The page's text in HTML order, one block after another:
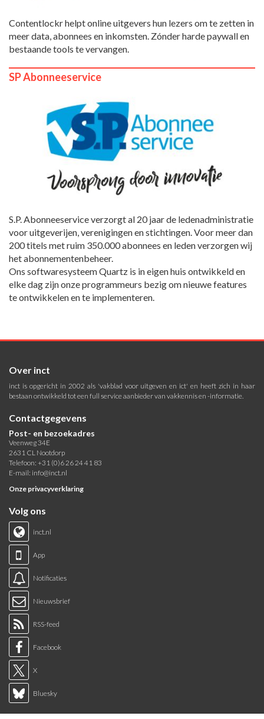
Contentlockr helpt online uitgevers hun lezers om te zetten in
meer data, abonnees en inkomsten. Zónder harde paywall en
bestaande tools te vervangen.
SP Abonneeservice
S.P. Abonneeservice verzorgt al 20 jaar de ledenadministratie
voor uitgeverijen, verenigingen en stichtingen. Voor meer dan
200 titels met ruim 350.000 abonnees en leden verzorgen wij
het abonnementenbeheer.
Ons softwaresysteem Quartz is in eigen huis ontwikkeld en
elke dag zijn onze programmeurs bezig om nieuwe features
te ontwikkelen en te implementeren.
Over inct
inct is opgericht in 2002 als 'vakblad voor uitgeven en ict' en heeft zich in haar
bestaan ontwikkeld tot een full service aanbieder van vakkennis en -informatie.
Contactgegevens
Post- en bezoekadres
Veenweg 34E
2631 CL Nootdorp
Telefoon: +31 (0)6 26 24 41 83
E-mail: info@inct.nl
Onze privacyverklaring
Volg ons
inct.nl
App
Notificaties
Nieuwsbrief
RSS-feed
Facebook
X
Bluesky